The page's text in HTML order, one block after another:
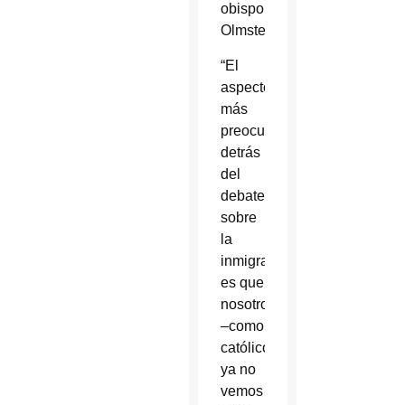
obispo
Olmsted.
“El
aspecto
más
preocupante
detrás
del
debate
sobre
la
inmigración,
es que
nosotros
–como
católicos–
ya no
vemos